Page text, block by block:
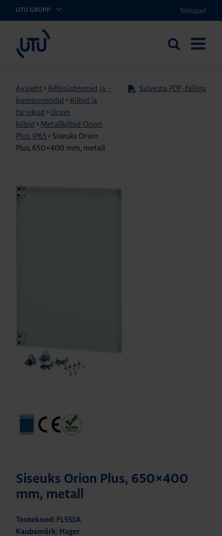
UTU GRUPP Töötajad
Otsi
Avaleht > Kilbisüsteemid ja -
komponendid > Kilbid ja
tarvikud > Orion
kilbid > Metallkilbid Orion
Plus, IP65 > Siseuks Orion
Plus, 650×400 mm, metall
Salvesta PDF-failina
Siseuks Orion Plus, 650×400
mm, metall
Tootekood: FL551A
Kaubamärk: Hager